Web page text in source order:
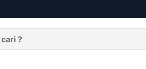
OPININUSANTARAINTERNASIONAL
Hari Kesaktian Pancasila 2025